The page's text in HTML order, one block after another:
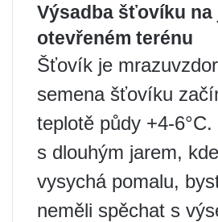
Výsadba šťovíku na
otevřeném terénu
Šťovík je
semena šťovíku
teplotě půdy +4-
s dlouhým jarem,
vysychá pomalu,
neměli spěchat s